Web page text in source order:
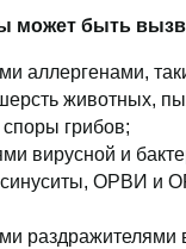
может быть
аллергенами,
животных,
споры грибов;
вирусной и
ОРВИ и
раздражителями